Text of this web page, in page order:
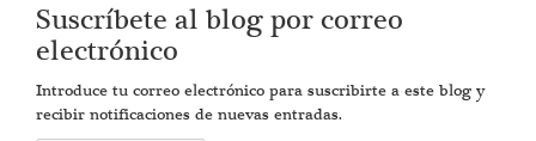
Suscríbete al blog por correo
electrónico
Introduce tu correo electrónico para suscribirte a este blog y
recibir notificaciones de nuevas entradas.